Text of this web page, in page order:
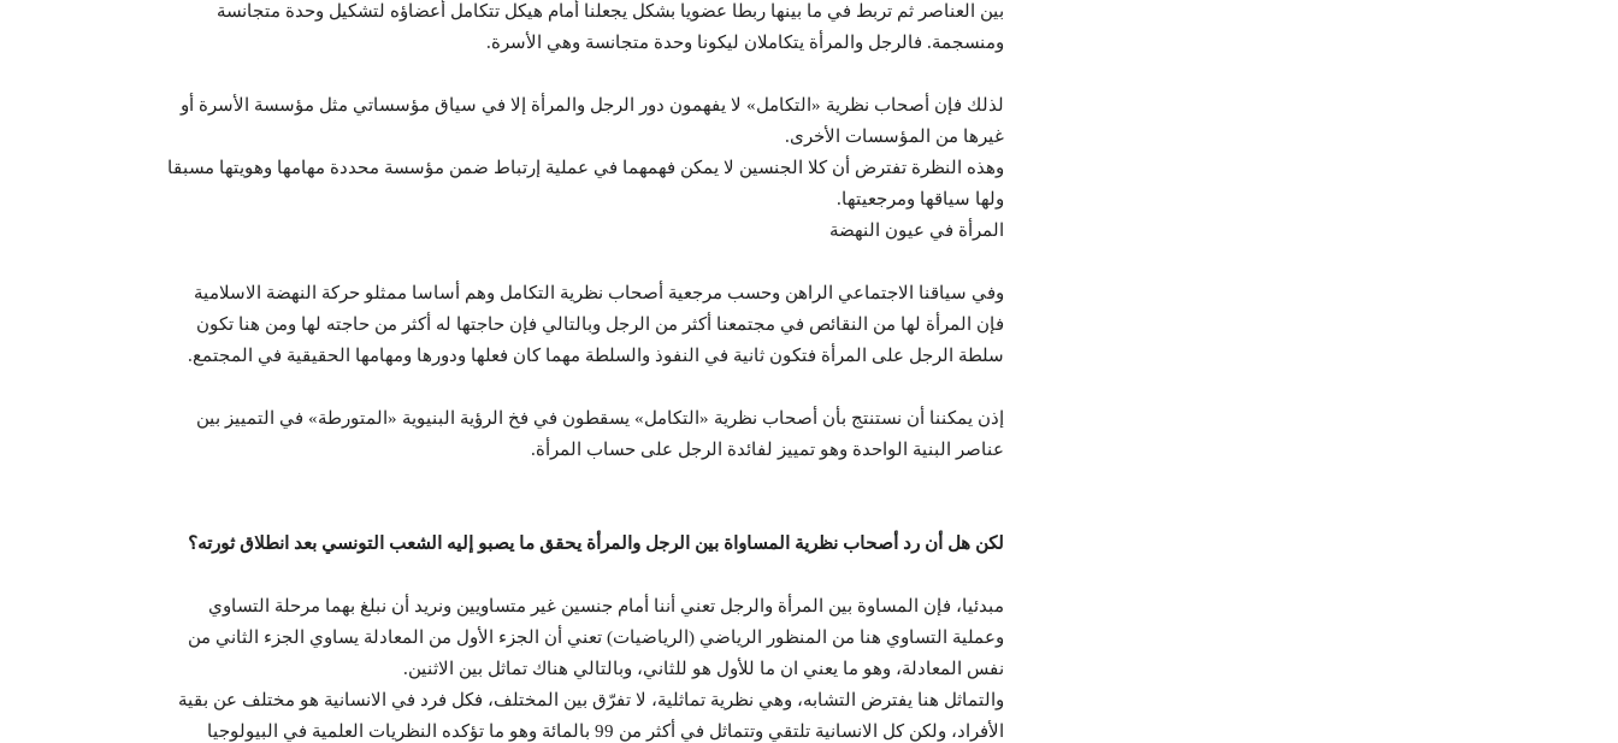
بين العناصر ثم تربط في ما بينها ربطا عضويا بشكل يجعلنا أمام هيكل تتكامل أعضاؤه لتشكيل وحدة متجانسة
ومنسجمة. فالرجل والمرأة يتكاملان ليكونا وحدة متجانسة وهي الأسرة.
لذلك فإن أصحاب نظرية «التكامل» لا يفهمون دور الرجل والمرأة إلا في سياق مؤسساتي مثل مؤسسة الأسرة أو
غيرها من المؤسسات الأخرى.
وهذه النظرة تفترض أن كلا الجنسين لا يمكن فهمهما في عملية إرتباط ضمن مؤسسة محددة مهامها وهويتها مسبقا
ولها سياقها ومرجعيتها.
المرأة في عيون النهضة
وفي سياقنا الاجتماعي الراهن وحسب مرجعية أصحاب نظرية التكامل وهم أساسا ممثلو حركة النهضة الاسلامية
فإن المرأة لها من النقائص في مجتمعنا أكثر من الرجل وبالتالي فإن حاجتها له أكثر من حاجته لها ومن هنا تكون
سلطة الرجل على المرأة فتكون ثانية في النفوذ والسلطة مهما كان فعلها ودورها ومهامها الحقيقية في المجتمع.
إذن يمكننا أن نستنتج بأن أصحاب نظرية «التكامل» يسقطون في فخ الرؤية البنيوية «المتورطة» في التمييز بين
عناصر البنية الواحدة وهو تمييز لفائدة الرجل على حساب المرأة.
لكن هل أن رد أصحاب نظرية المساواة بين الرجل والمرأة يحقق ما يصبو إليه الشعب التونسي بعد انطلاق ثورته؟
مبدئيا، فإن المساوة بين المرأة والرجل تعني أننا أمام جنسين غير متساويين ونريد أن نبلغ بهما مرحلة التساوي
وعملية التساوي هنا من المنظور الرياضي (الرياضيات) تعني أن الجزء الأول من المعادلة يساوي الجزء الثاني من
نفس المعادلة، وهو ما يعني ان ما للأول هو للثاني، وبالتالي هناك تماثل بين الاثنين.
والتماثل هنا يفترض التشابه، وهي نظرية تماثلية، لا تفرّق بين المختلف، فكل فرد في الانسانية هو مختلف عن بقية
الأفراد، ولكن كل الانسانية تلتقي وتتماثل في أكثر من 99 بالمائة وهو ما تؤكده النظريات العلمية في البيولوجيا